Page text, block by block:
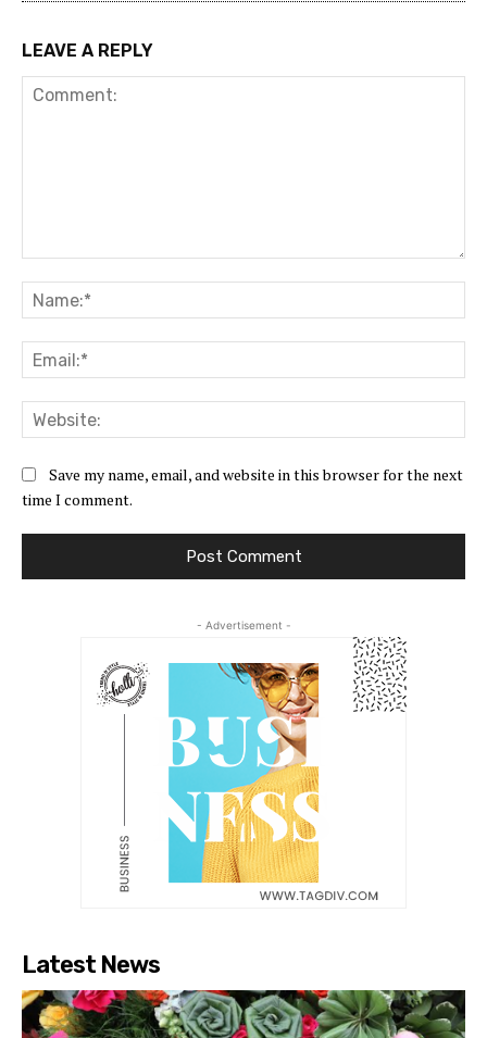
LEAVE A REPLY
Save my name, email, and website in this browser for the next
time I comment.
- Advertisement -
Latest News